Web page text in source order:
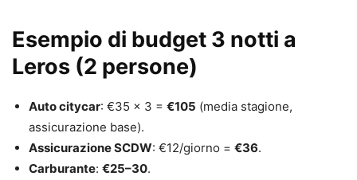
Esempio di budget 3 notti a
Leros (2 persone)
Auto citycar: €35 x 3 = €105 (media stagione,
assicurazione base).
Assicurazione SCDW: €12/giorno = €36.
Carburante: €25–30.